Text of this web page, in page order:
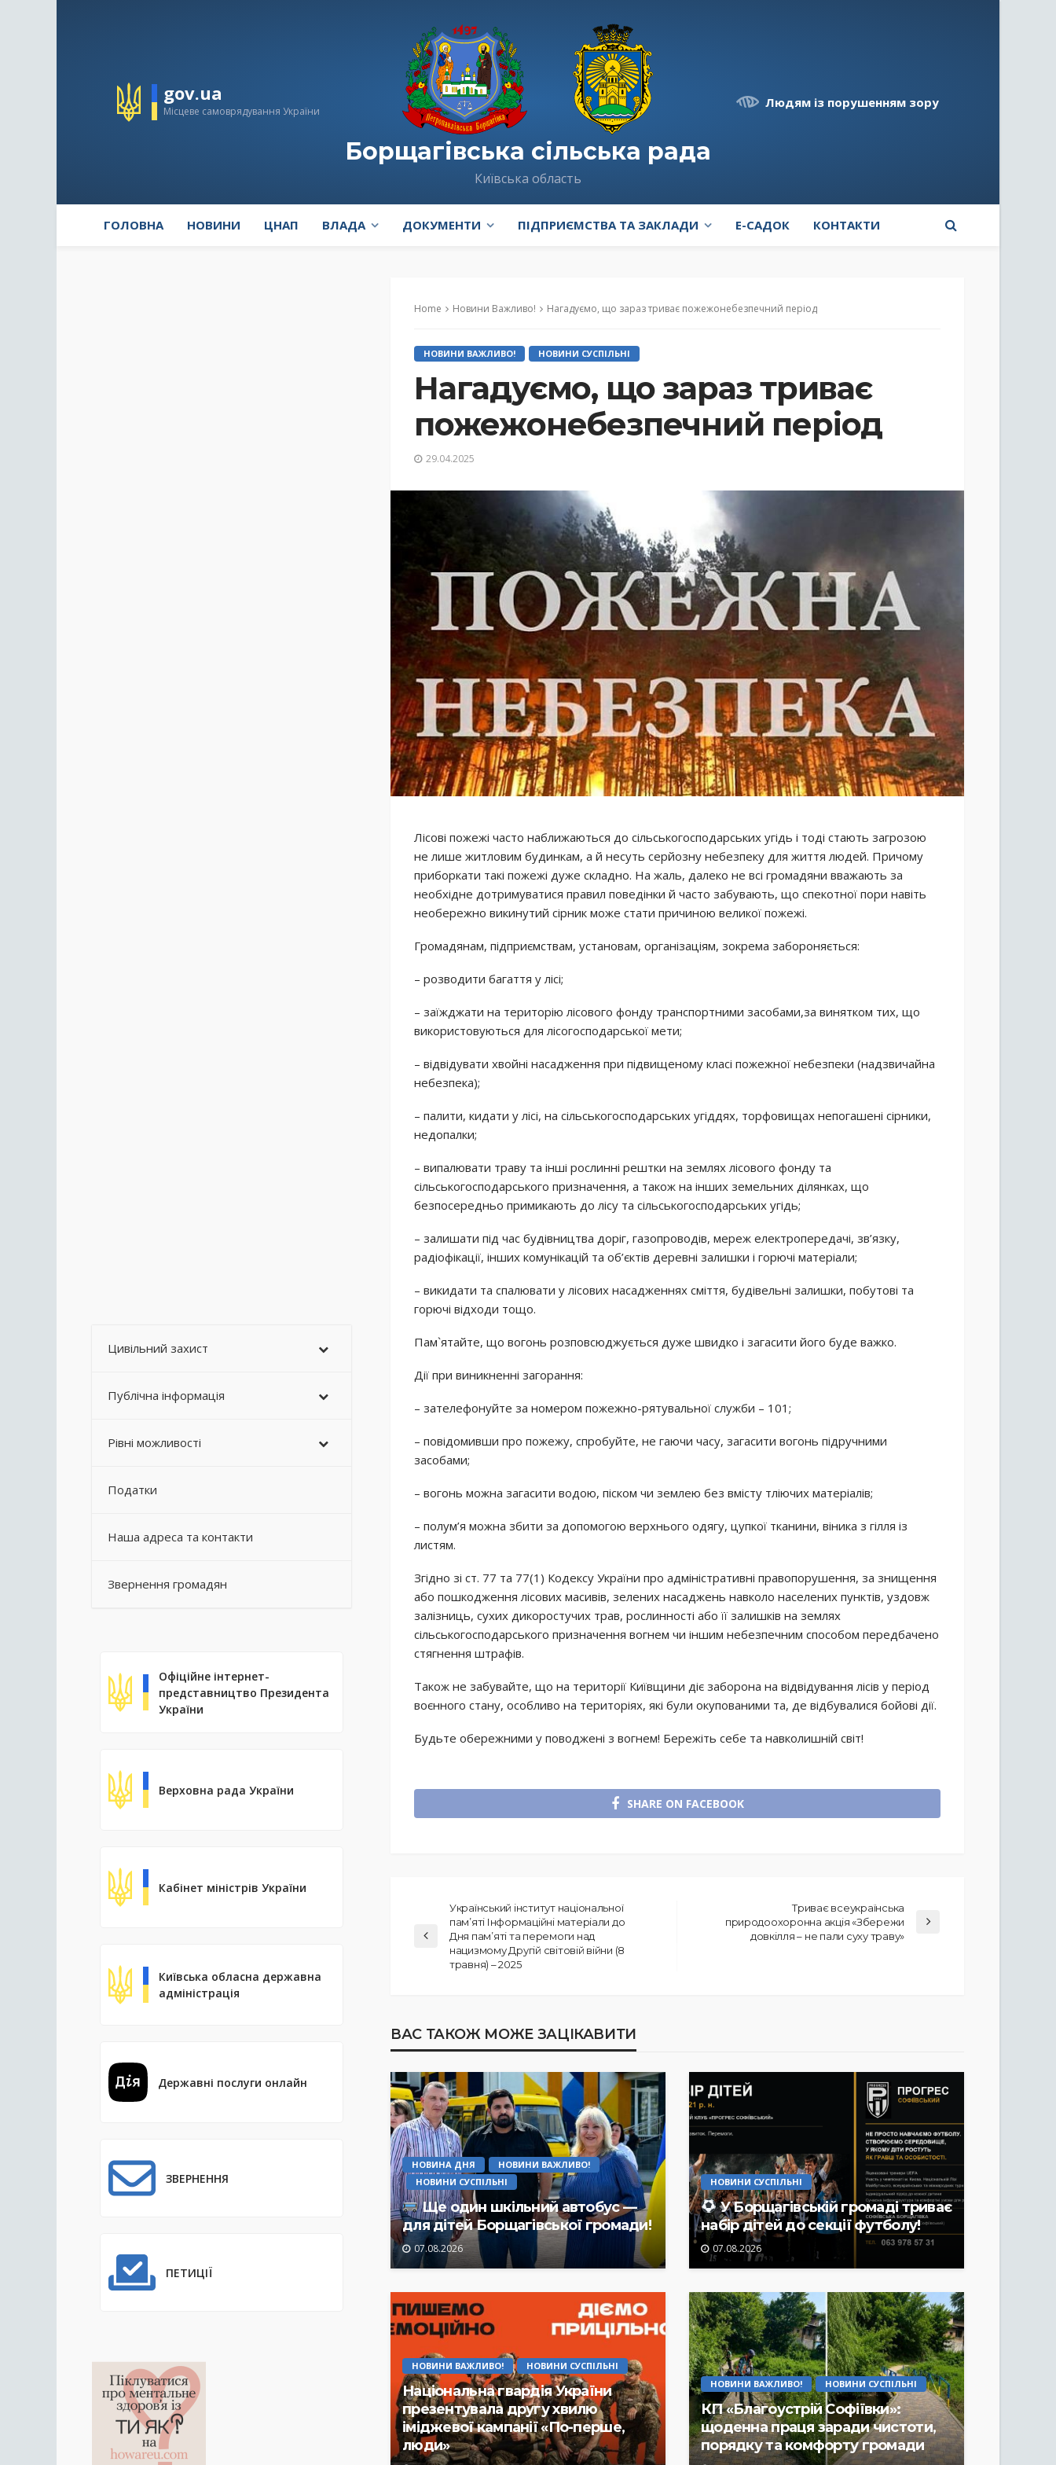
gov.ua
Місцеве самоврядування України
Борщагівська сільська рада
Київська область
Людям із порушенням зору
ГОЛОВНА НОВИНИ ЦНАП ВЛАДА ДОКУМЕНТИ ПІДПРИЄМСТВА ТА ЗАКЛАДИ E-САДОК КОНТАКТИ
Home Новини Важливо! Нагадуємо, що зараз триває пожежонебезпечний період
НОВИНИ ВАЖЛИВО! НОВИНИ СУСПІЛЬНІ
Нагадуємо, що зараз триває
пожежонебезпечний період
29.04.2025
Лісові пожежі часто наближаються до сільськогосподарських угідь і тоді стають загрозою
не лише житловим будинкам, а й несуть серйозну небезпеку для життя людей. Причому
приборкати такі пожежі дуже складно. На жаль, далеко не всі громадяни вважають за
необхідне дотримуватися правил поведінки й часто забувають, що спекотної пори навіть
необережно викинутий сірник може стати причиною великої пожежі.
Громадянам, підприємствам, установам, організаціям, зокрема забороняється:
– розводити багаття у лісі;
– заїжджати на територію лісового фонду транспортними засобами,за винятком тих, що
використовуються для лісогосподарської мети;
– відвідувати хвойні насадження при підвищеному класі пожежної небезпеки (надзвичайна
небезпека);
– палити, кидати у лісі, на сільськогосподарських угіддях, торфовищах непогашені сірники,
недопалки;
– випалювати траву та інші рослинні рештки на землях лісового фонду та
сільськогосподарського призначення, а також на інших земельних ділянках, що
безпосередньо примикають до лісу та сільськогосподарських угідь;
– залишати під час будівництва доріг, газопроводів, мереж електропередачі, зв’язку,
радіофікації, інших комунікацій та об’єктів деревні залишки і горючі матеріали;
– викидати та спалювати у лісових насадженнях сміття, будівельні залишки, побутові та
горючі відходи тощо.
Пам`ятайте, що вогонь розповсюджується дуже швидко і загасити його буде важко.
Дії при виникненні загорання:
– зателефонуйте за номером пожежно-рятувальної служби – 101;
– повідомивши про пожежу, спробуйте, не гаючи часу, загасити вогонь підручними
засобами;
– вогонь можна загасити водою, піском чи землею без вмісту тліючих матеріалів;
– полум’я можна збити за допомогою верхнього одягу, цупкої тканини, віника з гілля із
листям.
Згідно зі ст. 77 та 77(1) Кодексу України про адміністративні правопорушення, за знищення
або пошкодження лісових масивів, зелених насаджень навколо населених пунктів, уздовж
залізниць, сухих дикоростучих трав, рослинності або її залишків на землях
сільськогосподарського призначення вогнем чи іншим небезпечним способом передбачено
стягнення штрафів.
Також не забувайте, що на території Київщини діє заборона на відвідування лісів у період
воєнного стану, особливо на територіях, які були окупованими та, де відбувалися бойові дії.
Будьте обережними у поводжені з вогнем! Бережіть себе та навколишній світ!
SHARE ON FACEBOOK
Український інститут національної
пам’яті Інформаційні матеріали до
Дня пам’яті та перемоги над
нацизмому Другій світовій війни (8
травня) – 2025
Триває всеукраїнська
природоохоронна акція «Збережи
довкілля – не пали суху траву»
ВАС ТАКОЖ МОЖЕ ЗАЦІКАВИТИ
НОВИНА ДНЯ
НОВИНИ ВАЖЛИВО!
НОВИНИ СУСПІЛЬНІ
Ще один шкільний автобус —
для дітей Борщагівської громади!
07.08.2026
НОВИНИ СУСПІЛЬНІ
У Борщагівській громаді триває
набір дітей до секції футболу!
07.08.2026
НОВИНИ ВАЖЛИВО! НОВИНИ СУСПІЛЬНІ
Національна гвардія України
презентувала другу хвилю
іміджевої кампанії «По-перше,
люди»
НОВИНИ ВАЖЛИВО! НОВИНИ СУСПІЛЬНІ
КП «Благоустрій Софіївки»:
щоденна праця заради чистоти,
порядку та комфорту громади
Цивільний захист
Публічна інформація
Рівні можливості
Податки
Наша адреса та контакти
Звернення громадян
Офіційне інтернет-
представництво Президента
України
Верховна рада України
Кабінет міністрів України
Київська обласна державна
адміністрація
Державні послуги онлайн
ЗВЕРНЕННЯ
ПЕТИЦІЇ